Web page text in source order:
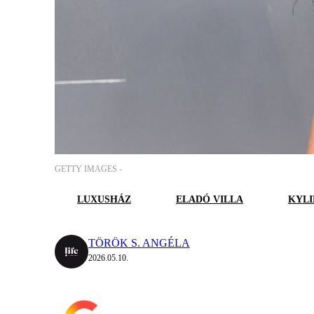
GETTY IMAGES -
LUXUSHÁZ ELADÓ VILLA
TÖRÖK S. ANGÉLA
2026.05.10.